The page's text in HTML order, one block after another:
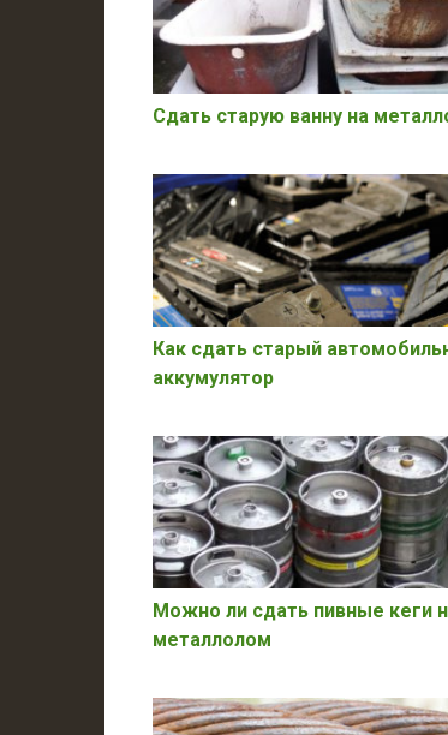
Сдать старую ванну на
Как сдать старый
аккумулятор
Можно ли сдать пивные кеги
металлолом